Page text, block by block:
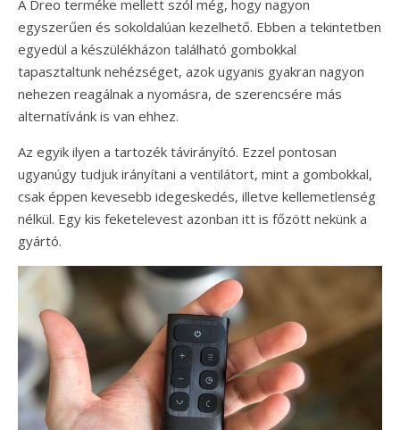
A Dreo terméke mellett szól még, hogy nagyon
egyszerűen és sokoldalúan kezelhető. Ebben a tekintetben
egyedül a készülékházon található gombokkal
tapasztaltunk nehézséget, azok ugyanis gyakran nagyon
nehezen reagálnak a nyomásra, de szerencsére más
alternatívánk is van ehhez.
Az egyik ilyen a tartozék távirányító. Ezzel pontosan
ugyanúgy tudjuk irányítani a ventilátort, mint a gombokkal,
csak éppen kevesebb idegeskedés, illetve kellemetlenség
nélkül. Egy kis feketelevest azonban itt is főzött nekünk a
gyártó.